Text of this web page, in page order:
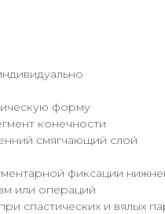
форму
конечности
смягчающий слой
фиксации
или операций
спастических и вялых